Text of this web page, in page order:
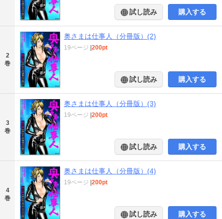
試し読み 購入する
2
巻
奥さまは仕事人（分冊版）(2)
19ページ |200pt
試し読み 購入する
3
巻
奥さまは仕事人（分冊版）(3)
19ページ |200pt
試し読み 購入する
4
巻
奥さまは仕事人（分冊版）(4)
19ページ |200pt
試し読み 購入する